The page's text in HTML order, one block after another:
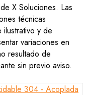
X Soluciones. Las
técnicas
ilustrativo y de
variaciones en
resultado de
sin previo aviso.